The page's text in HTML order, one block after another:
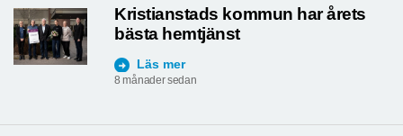
7 månader sedan
Kristianstads kommun har årets
bästa hemtjänst